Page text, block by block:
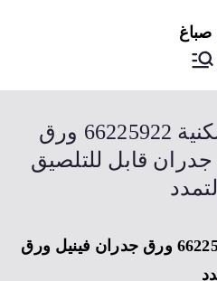
اصباغ
الكويت
صباغ الشويخ السكنية 66225922 ورق
قابل للتلصيق
صباغ الشويخ السكنية 66225922 ورق جدران فينيل ورق